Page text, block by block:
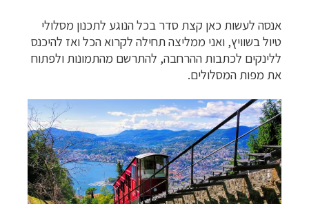
אנסה לעשות כאן קצת סדר בכל הנוגע לתכנון מסלולי
טיול בשוויץ, ואני ממליצה תחילה לקרוא הכל ואז להיכנס
ללינקים לכתבות ההרחבה, להתרשם מהתמונות ולפתוח
את מפות המסלולים.